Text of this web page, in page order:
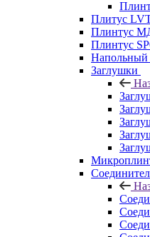
Плитус
Плинтус
Плинтус
Напольный
Заглушки